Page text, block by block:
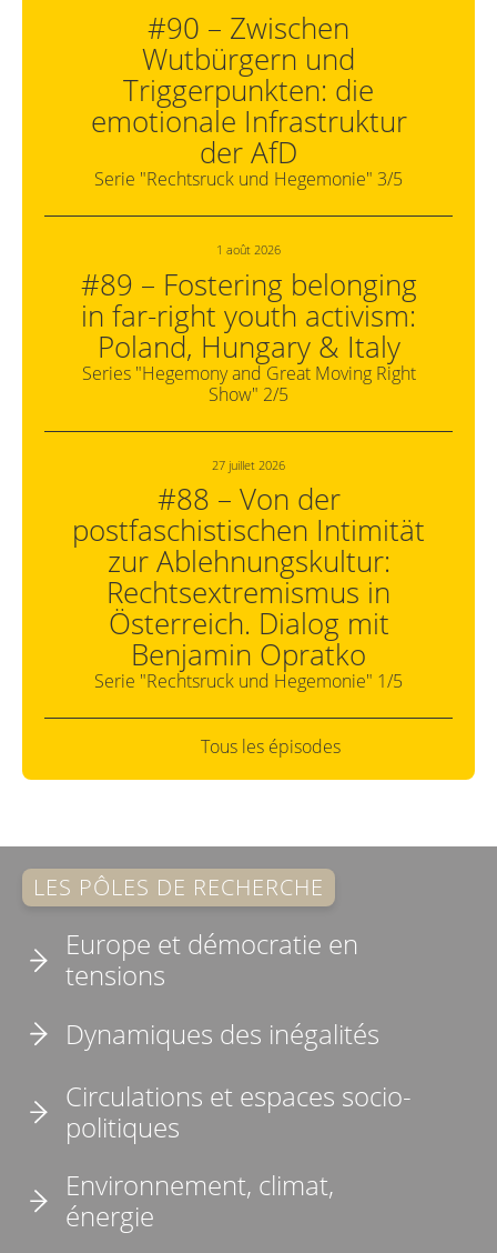
#90 – Zwischen
Wutbürgern und
Triggerpunkten: die
emotionale Infrastruktur
der AfD
Serie "Rechtsruck und Hegemonie" 3/5
1 août 2026
#89 – Fostering belonging
in far-right youth activism:
Poland, Hungary & Italy
Series "Hegemony and Great Moving Right
Show" 2/5
27 juillet 2026
#88 – Von der
postfaschistischen Intimität
zur Ablehnungskultur:
Rechtsextremismus in
Österreich. Dialog mit
Benjamin Opratko
Serie "Rechtsruck und Hegemonie" 1/5
Tous les épisodes
LES PÔLES DE RECHERCHE
Europe et démocratie en
tensions
Dynamiques des inégalités
Circulations et espaces socio-
politiques
Environnement, climat,
énergie